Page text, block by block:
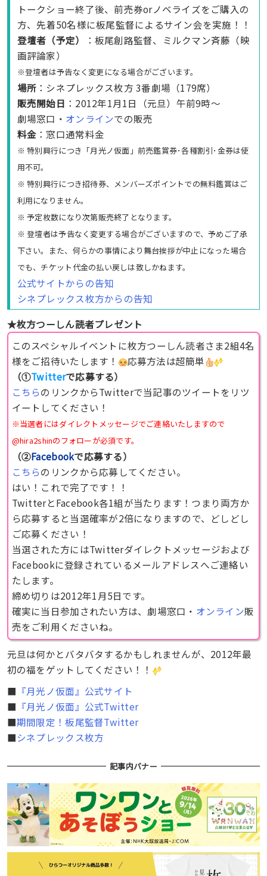
トークショー終了後、前売券orノベライズをご購入の
方、先着50名様に板尾監督によるサイン会を実施！！
登壇者（予定）
：板尾創路監督、ミルクマン斉藤（映
画評論家）
※登壇者は予告なく変更になる場合がございます。
場所 ：シネプレックス枚方 3番劇場（179席）
販売開始日 ：2012年1月1日（元旦）午前9時～
劇場窓口・ オンラインでの販売
料金 ：窓口通常料金
※ 特別興行につき「月光ノ仮面」前売鑑賞券･各種割引･金券は使
用不可。
※ 特別興行につき招待券、メンバーズポイントでの無料鑑賞はご
利用になりません。
※ 予定枚数になり次第販売終了となります。
※ 登壇者は予告なく変更する場合がございますので、予めご了承
下さい。また、何らかの事情により舞台挨拶が中止になった場合
でも、チケット代金の払い戻しは致しかねます。
公式サイトからの告知
シネプレックス枚方からの告知
★枚方つーしん読者プレゼント
このスペシャルイベントに枚方つーしん読者さま2組4名
様をご招待いたします！
応募方法は超簡単
（①Twitterで応募する）
こちらのリンクからTwitterで当記事のツイートをリツ
イートしてください！
※当選者にはダイレクトメッセージでご連絡いたしますので
@hira2shinのフォローが必須です。
（②Facebookで応募する）
こちらのリンクから応募してください。
はい！これで完了です！！
TwitterとFacebook各1組が当たります！つまり両方か
ら応募すると当選確率が2倍になりますので、どしどし
ご応募ください！
当選された方にはTwitterダイレクトメッセージおよび
Facebookに登録されているメールアドレスへご連絡い
たします。
締め切りは2012年1月5日です。
確実に当日参加されたい方は、 劇場窓口・ オンライン販
売をご利用くださいね。
元旦は何かとバタバタするかもしれませんが、2012年最
初の福をゲットしてください！！
■ 『月光ノ仮面』公式サイト
■ 『月光ノ仮面』公式Twitter
■期間限定！板尾監督Twitter
■シネプレックス枚方
記事内バナー